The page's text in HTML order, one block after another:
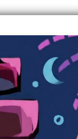
Joan